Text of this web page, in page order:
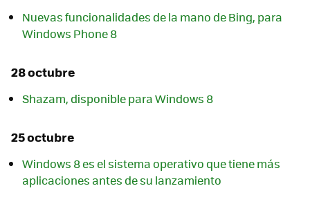
Nuevas funcionalidades de la mano de Bing, para
Windows Phone 8
28 octubre
Shazam, disponible para Windows 8
25 octubre
Windows 8 es el sistema operativo que tiene más
aplicaciones antes de su lanzamiento